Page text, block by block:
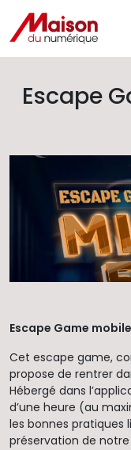
Escape
Escape Game
Cet escape game,
propose de rentrer
Hébergé dans
d’une heure (au
les bonnes pratiques
préservation de